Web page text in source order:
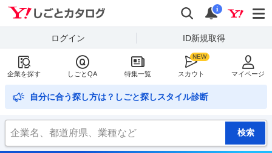
検索
通知
i
ログイン ID新規取得
企業を探す しごとQA 特集一覧 スカウト マイページ
自分に合う探し方は？しごと探しスタイル診断